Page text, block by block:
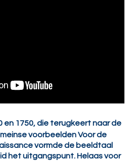
en 1750, die terugkeert naar de
voorbeelden Voor de
vormde de beeldtaal
het uitgangspunt. Helaas voor